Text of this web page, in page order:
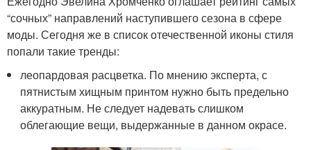
“сочных” направлений наступившего сезона в сфере
моды. Сегодня же в список отечественной иконы стиля
попали такие тренды:
леопардовая расцветка. По мнению эксперта, с
пятнистым хищным принтом нужно быть предельно
аккуратным. Не следует надевать слишком
облегающие вещи, выдержанные в данном окрасе.